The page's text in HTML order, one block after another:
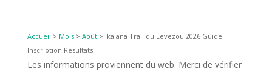
Accueil > Mois> Août> Ikalana Trail du Levezou 2026 Guide
Inscription Résultats
Les informations proviennent du web. Merci de vérifier